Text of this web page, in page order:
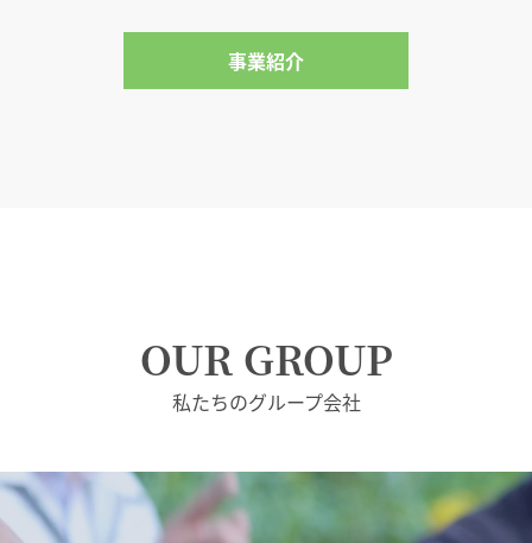
事業紹介
OUR GROUP
私たちのグループ会社